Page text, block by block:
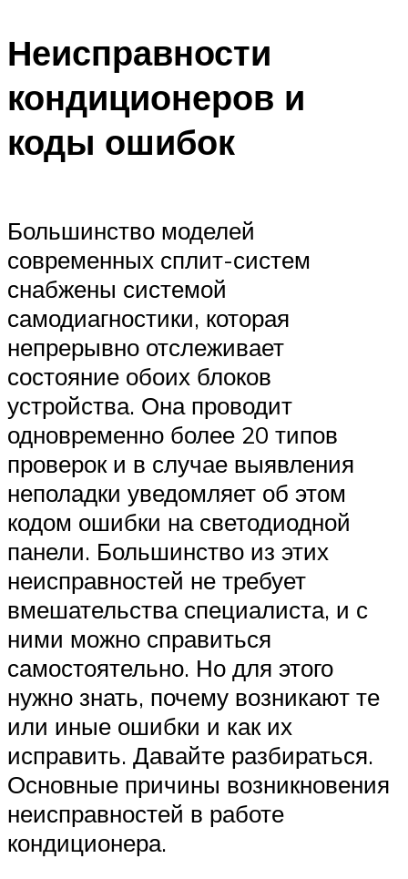
Неисправности
кондиционеров и
коды ошибок
Большинство моделей
современных сплит-систем
снабжены системой
самодиагностики, которая
непрерывно отслеживает
состояние обоих блоков
устройства. Она проводит
одновременно более 20 типов
проверок и в случае выявления
неполадки уведомляет об этом
кодом ошибки на светодиодной
панели. Большинство из этих
неисправностей не требует
вмешательства специалиста, и с
ними можно справиться
самостоятельно. Но для этого
нужно знать, почему возникают те
или иные ошибки и как их
исправить. Давайте разбираться.
Основные причины возникновения
неисправностей в работе
кондиционера.